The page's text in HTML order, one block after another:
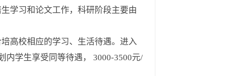
学习和论文工作，科研阶段主要由
高校相应的学习、生活待遇。进入
内学生享受同等待遇， 3000-3500元/